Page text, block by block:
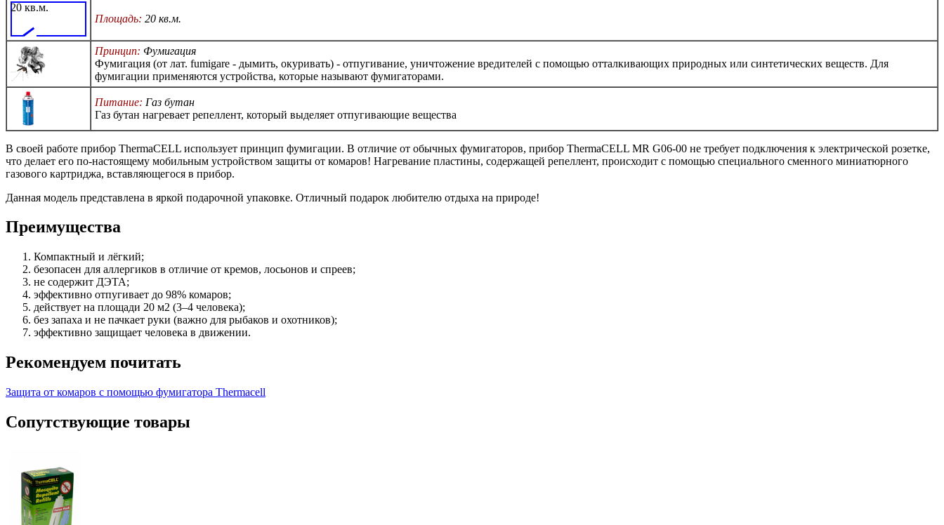
20 кв.м.
Площадь: 20 кв.м.
Принцип: Фумигация
Фумигация (от лат. fumigare - дымить, окуривать) - отпугивание, уничтожение вредителей с помощью отталкивающих природных или синтетических веществ. Для
фумигации применяются устройства, которые называют фумигаторами.
Питание: Газ бутан
Газ бутан нагревает репеллент, который выделяет отпугивающие вещества
В своей работе прибор ThermaCELL использует принцип фумигации. В отличие от обычных фумигаторов, прибор ThermaCELL MR G06-00 не требует подключения к электрической розетке,
что делает его по-настоящему мобильным устройством защиты от комаров! Нагревание пластины, содержащей репеллент, происходит с помощью специального сменного миниатюрного
газового картриджа, вставляющегося в прибор.
Данная модель представлена в яркой подарочной упаковке. Отличный подарок любителю отдыха на природе!
Преимущества
Компактный и лёгкий;
безопасен для аллергиков в отличие от кремов, лосьонов и спреев;
не содержит ДЭТА;
эффективно отпугивает до 98% комаров;
действует на площади 20 м2 (3–4 человека);
без запаха и не пачкает руки (важно для рыбаков и охотников);
эффективно защищает человека в движении.
Рекомендуем почитать
Защита от комаров с помощью фумигатора Thermacell
Сопутствующие товары